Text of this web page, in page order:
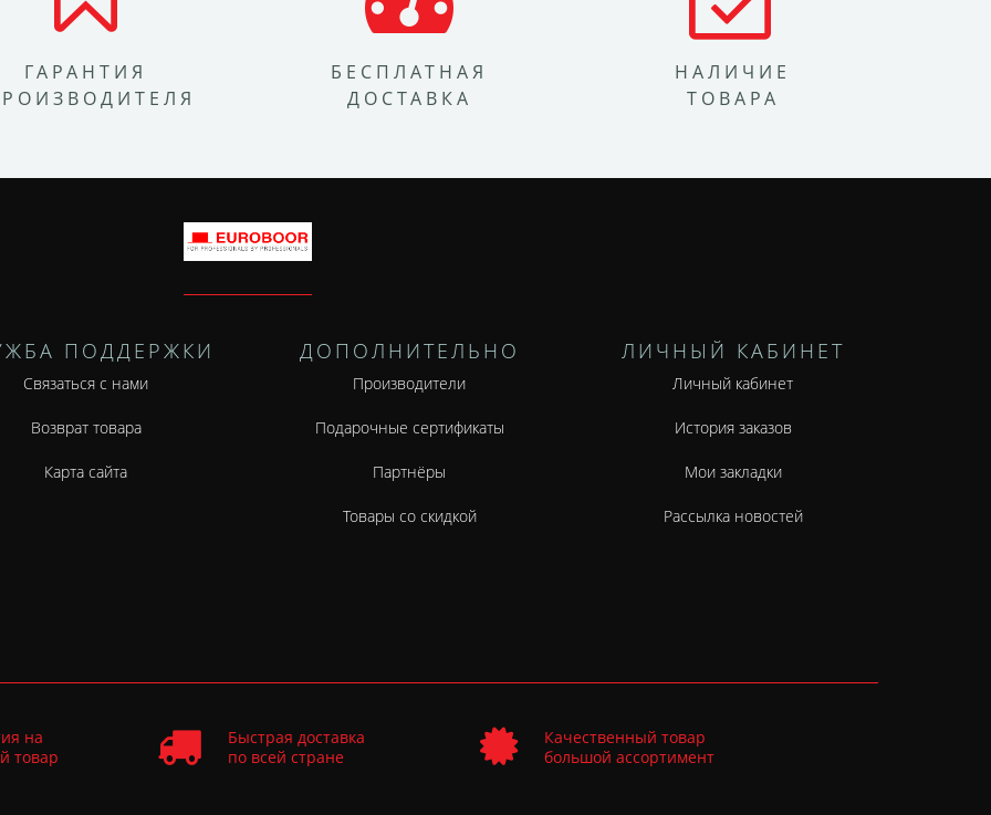
ГАРАНТИЯ
БЕСПЛАТНАЯ
ДОСТАВКА
НАЛИЧИЕ
ТОВАРА
ПОДДЕРЖКИ
Связаться с нами
Возврат товара
Карта сайта
ДОПОЛНИТЕЛЬНО
Производители
Подарочные сертификаты
Партнёры
Товары со скидкой
ЛИЧНЫЙ КАБИНЕТ
Личный кабинет
История заказов
Мои закладки
Рассылка новостей
на
товар
Быстрая доставка
по всей стране
Качественный товар
большой ассортимент